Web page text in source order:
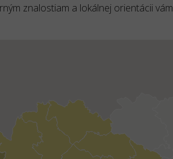
znalostiam a lokálnej orientácii vám